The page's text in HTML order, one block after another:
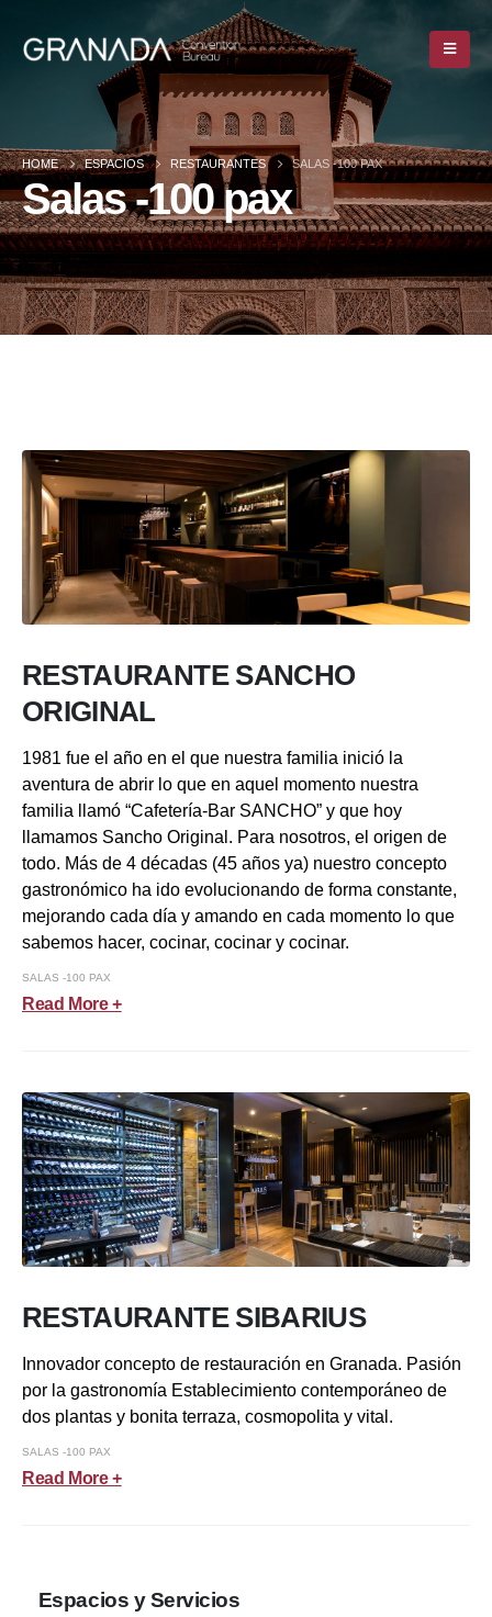
HOME ESPACIOS RESTAURANTES SALAS -100 PAX
Salas -100 pax
RESTAURANTE SANCHO
ORIGINAL
1981 fue el año en el que nuestra familia inició la
aventura de abrir lo que en aquel momento nuestra
familia llamó “Cafetería-Bar SANCHO” y que hoy
llamamos Sancho Original. Para nosotros, el origen de
todo. Más de 4 décadas (45 años ya) nuestro concepto
gastronómico ha ido evolucionando de forma constante,
mejorando cada día y amando en cada momento lo que
sabemos hacer, cocinar, cocinar y cocinar.
SALAS -100 PAX
Read More +
RESTAURANTE SIBARIUS
Innovador concepto de restauración en Granada. Pasión
por la gastronomía Establecimiento contemporáneo de
dos plantas y bonita terraza, cosmopolita y vital.
SALAS -100 PAX
Read More +
Espacios y Servicios